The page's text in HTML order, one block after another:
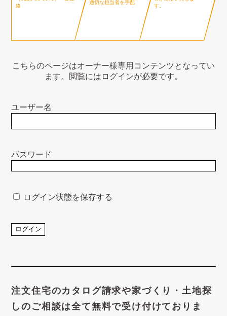
絡
適切な担当者を手配
す。
こちらのページはオーナー様専用コンテンツとなってい
ます。閲覧にはログインが必要です。
ユーザー名
パスワード
ログイン状態を保存する
注文住宅のカタログ請求や家づくり・土地探
しのご相談は全て無料で受け付けておりま